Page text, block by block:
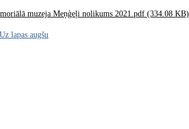
muzeja Meņģeļi nolikums 2021.pdf (334.08 KB)
Uz lapas augšu